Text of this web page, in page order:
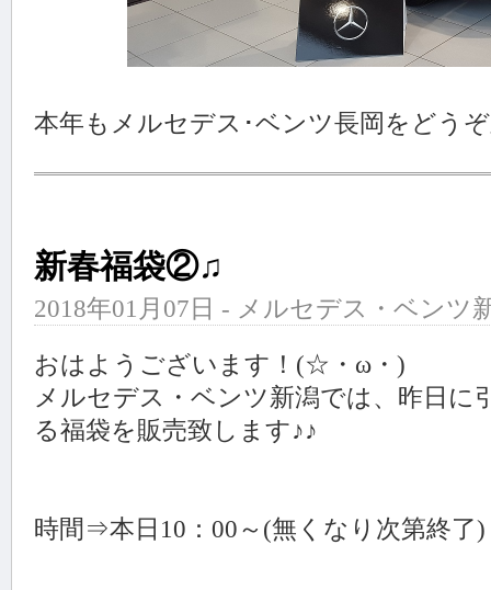
本年もメルセデス･ベンツ長岡をどう
新春福袋②♫
2018年01月07日 - メルセデス・ベンツ
おはようございます！(☆・ω・)
メルセデス・ベンツ新潟では、昨日に
る福袋を販売致します♪♪
時間⇒本日10：00～(無くなり次第終了)